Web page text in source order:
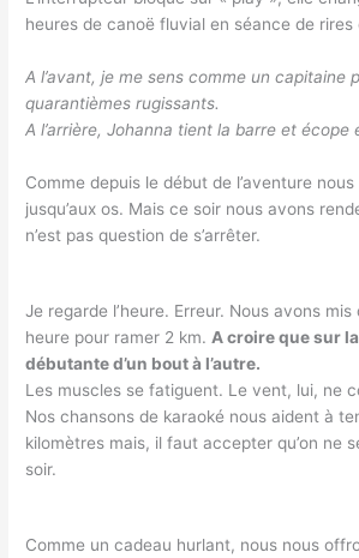
heures de canoë fluvial en séance de rires
A l’avant, je me sens comme un capitaine
quarantièmes rugissants.
A l’arrière, Johanna tient la barre et écope
Comme depuis le début de l’aventure
jusqu’aux os. Mais ce soir nous avons
n’est pas question de s’arrêter.
Je regarde l’heure. Erreur. Nous avons
heure pour ramer 2 km. A croire que sur
débutante d’un bout à l’autre.
Les muscles se fatiguent. Le vent, lui, ne
Nos chansons de karaoké nous aident à
kilomètres mais, il faut accepter qu’on ne
soir.
Comme un cadeau hurlant, nous nous